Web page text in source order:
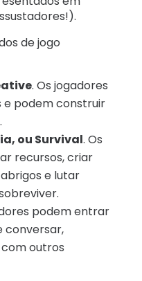
de jogo
. Os jogadores
e podem construir
ou Survival. Os
recursos, criar
e lutar
podem entrar
conversar,
outros